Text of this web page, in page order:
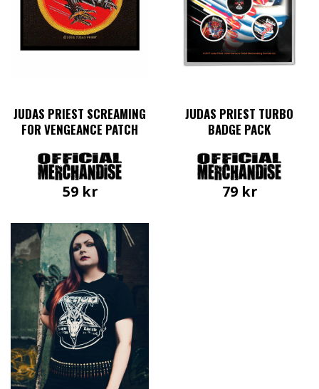
JUDAS PRIEST SCREAMING
FOR VENGEANCE PATCH
59 kr
JUDAS PRIEST TURBO
BADGE PACK
79 kr